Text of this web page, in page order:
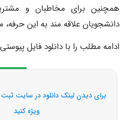
همچنین برای مخاطبان و
دانشجویان علاقه مند به این حرفه،
ادامه مطلب را با دانلود فایل
برای دیدن لینک دانلود در سایت ثبت
ویژه کنید